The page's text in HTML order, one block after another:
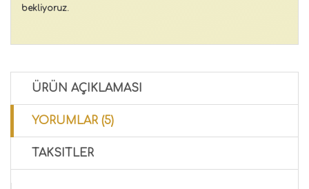
bekliyoruz.
ÜRÜN AÇIKLAMASI
YORUMLAR (5)
TAKSITLER